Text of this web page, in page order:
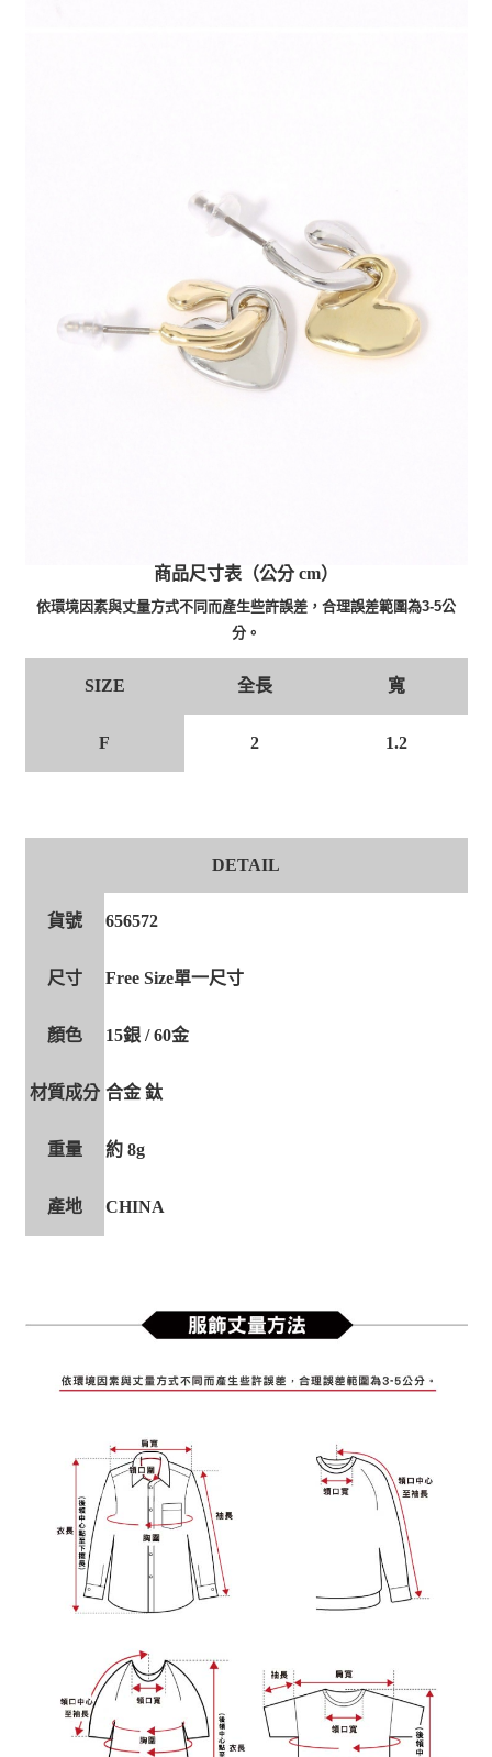
商品尺寸表（公分 cm）
依環境因素與丈量方式不同而產生些許誤差，合理誤差範圍為3-5公
分。
SIZE 全長 寬
F 2 1.2
DETAIL
貨號 656572
尺寸 Free Size單一尺寸
顏色 15銀 / 60金
材質成分 合金 鈦
重量 約 8g
產地 CHINA